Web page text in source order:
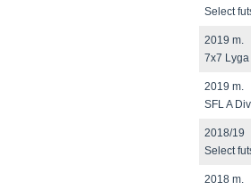
Select
2019 m.
7x7 Lyga
2019 m.
SFL A
2018/19
Select
2018 m.